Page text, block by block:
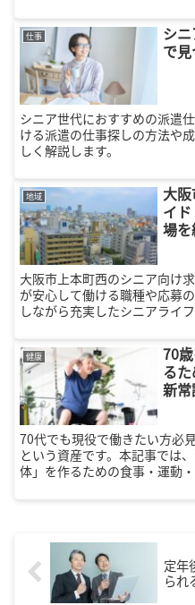
仕事
シ
で
シニア世代におすすめの派遣
ける派遣の仕事探しの方法や
しく解説します。
地域
大
イ
場
大阪市上本町西のシニア向け
が安心して働ける職種や応募
しながら充実したシニアライ
健康
70
る
新常
70代でも現役で働きたい方必
という資産です。本記事では
体」を作るための食事・運動
を取り戻しましょう。
定年
られ